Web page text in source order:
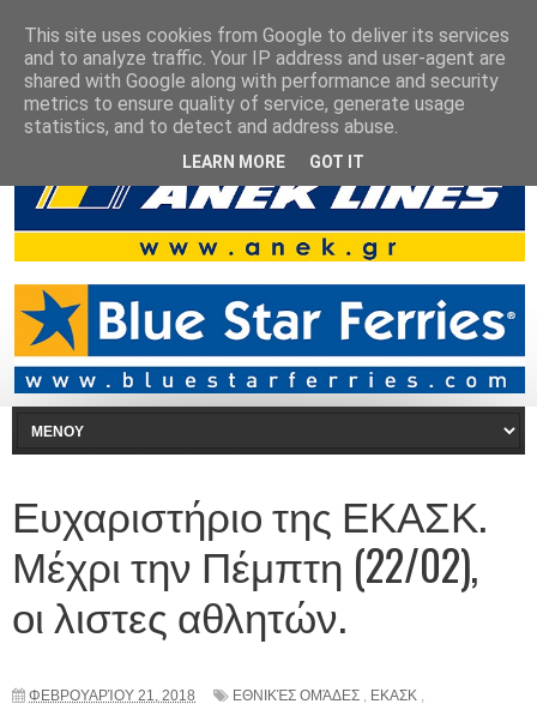
Ευχαριστήριο της ΕΚΑΣΚ.
Μέχρι την Πέμπτη (22/02),
οι λιστες αθλητών.
ΦΕΒΡΟΥΑΡΊΟΥ 21, 2018 ΕΘΝΙΚΈΣ ΟΜΆΔΕΣ , ΕΚΑΣΚ ,
This site uses cookies from Google to deliver its services
and to analyze traffic. Your IP address and user-agent are
shared with Google along with performance and security
metrics to ensure quality of service, generate usage
statistics, and to detect and address abuse.
LEARN MORE GOT IT